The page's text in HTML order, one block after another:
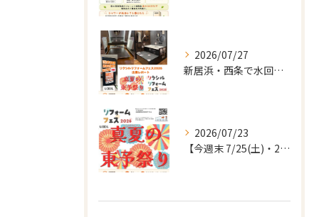
2026/07/27
新居浜・西条で水回りリフォームをお考えの方へ🏠
2026/07/23
【今週末 7/25(土)・26(日)】